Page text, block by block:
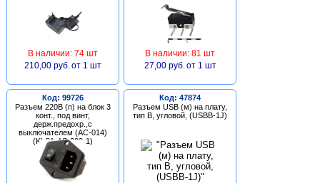
В наличии: 74 шт
210,00 руб. от 1 шт
В наличии: 81 шт
27,00 руб. от 1 шт
Код: 99726
Разъем 220В (п) на блок 3
конт., под винт,
держ.предохр.,с
выключателем (AC-014)
(KLS1-AS-303-1)
Код: 47874
Разъем USB (м) на плату,
тип В, угловой, (USBB-1J)